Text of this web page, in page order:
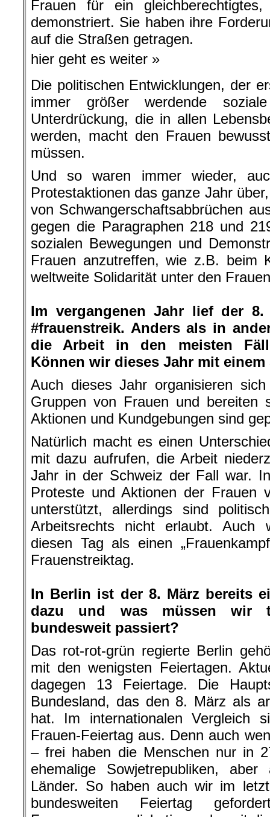
Frauen für ein gleichberechtigtes,
demonstriert. Sie haben ihre
auf die Straßen getragen.
hier geht es weiter »
Die politischen Entwicklungen, der
immer größer werdende
Unterdrückung, die in allen
werden, macht den Frauen
müssen.
Und so waren immer wieder,
Protestaktionen das ganze Jahr
von Schwangerschaftsabbrüchen
gegen die Paragraphen 218 und
sozialen Bewegungen und
Frauen anzutreffen, wie z.B. beim
weltweite Solidarität unter den
Im vergangenen Jahr lief der
#frauenstreik. Anders als in
die Arbeit in den meisten
Können wir dieses Jahr mit
Auch dieses Jahr organisieren
Gruppen von Frauen und
Aktionen und Kundgebungen sind
Natürlich macht es einen
mit dazu aufrufen, die Arbeit
Jahr in der Schweiz der Fall war.
Proteste und Aktionen der Frauen
unterstützt, allerdings sind
Arbeitsrechts nicht erlaubt. Auch
diesen Tag als einen
Frauenstreiktag.
In Berlin ist der 8. März bereits
dazu und was müssen wir
bundesweit passiert?
Das rot-rot-grün regierte Berlin
mit den wenigsten Feiertagen.
dagegen 13 Feiertage. Die
Bundesland, das den 8. März als
hat. Im internationalen Vergleich
Frauen-Feiertag aus. Denn auch
– frei haben die Menschen nur in
ehemalige Sowjetrepubliken,
Länder. So haben auch wir im
bundesweiten Feiertag